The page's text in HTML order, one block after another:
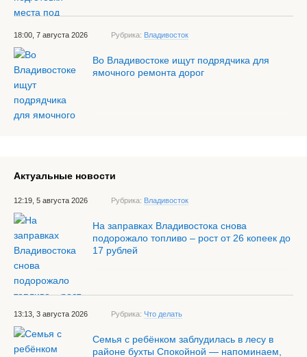
18:00, 7 августа 2026 Рубрика: Владивосток
Во Владивостоке ищут подрядчика для
ямочного ремонта дорог
Актуальные новости
12:19, 5 августа 2026 Рубрика: Владивосток
На заправках Владивостока снова
подорожало топливо – рост от 26 копеек до
17 рублей
13:13, 3 августа 2026 Рубрика: Что делать
Семья с ребёнком заблудилась в лесу в
районе бухты Спокойной — напоминаем,